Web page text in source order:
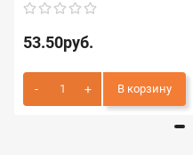
53.50руб.
В корзину